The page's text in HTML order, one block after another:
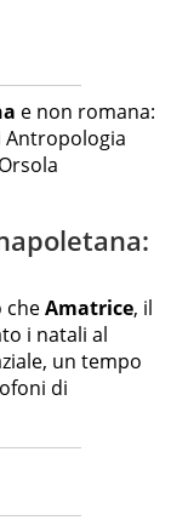
e non romana:
Antropologia
cheAmatrice, il
i natali al
un tempo
di